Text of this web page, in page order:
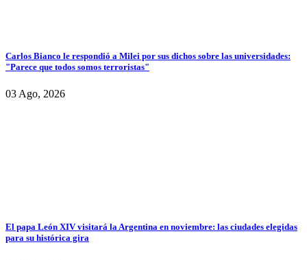
Carlos Bianco le respondió a Milei por sus dichos sobre las universidades:
"Parece que todos somos terroristas"
03 Ago, 2026
El papa León XIV visitará la Argentina en noviembre: las ciudades elegidas
para su histórica gira